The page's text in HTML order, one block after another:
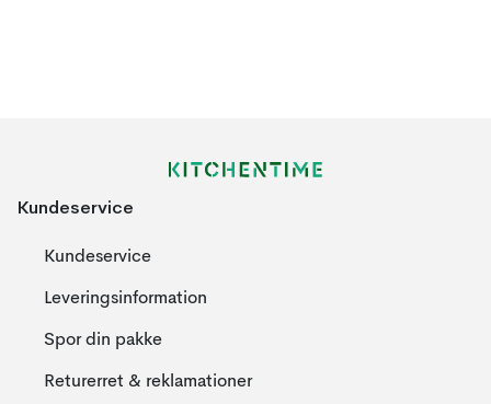
Kundeservice
Kundeservice
Leveringsinformation
Spor din pakke
Returerret & reklamationer